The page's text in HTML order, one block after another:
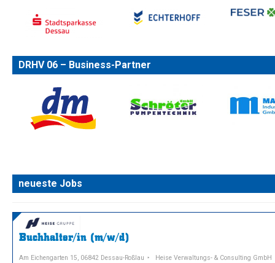
DRHV 06 – Business-Partner
neueste Jobs
Buchhalter/in (m/w/d)
Am Eichengarten 15, 06842 Dessau-Roßlau
Heise Verwaltungs- & Consulting GmbH